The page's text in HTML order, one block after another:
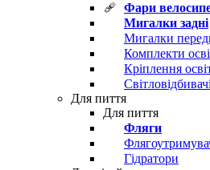
Фари
Мигалки задні
Мигалки
Комплекти
Кріплення
Світловідбивачі
Для пиття
Для пиття
Фляги
Гідратори